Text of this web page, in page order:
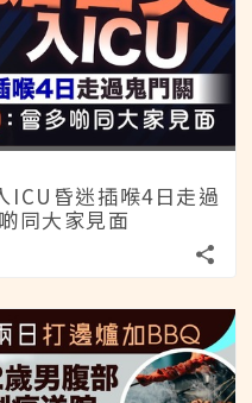
ICU昏迷插喉4日走過
同大家見面